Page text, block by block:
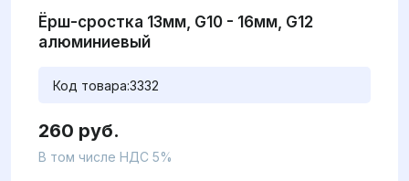
Ёрш-сростка 13мм, G10 - 16мм, G12
алюминиевый
Код товара:3332
260 руб.
В том числе НДС 5%